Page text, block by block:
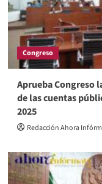
Congreso
Aprueba Congreso
de las cuentas
2025
Redacción Ahora